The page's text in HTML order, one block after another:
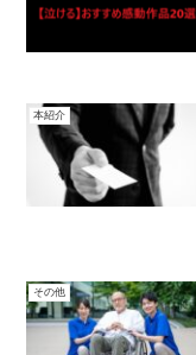
本紹介
その他